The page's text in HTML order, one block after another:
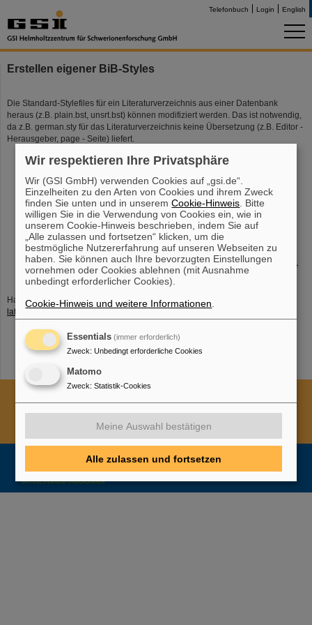
Telefonbuch Login English
Erstellen eigener BiB-Styles
Die Standard-Stylefiles für ein Literaturverzeichnis aus einer Datenbank
heraus (z.B. plain.bst, unsrt.bst) können modifiziert werden. Das ist notwendig,
da z.B. german.sty für das Literaturverzeichnis keine Übersetzung (z.B. Editor -
Herausgeber, page - Seite) liefert.
latex makebst
Master-Style angeben (meist merlin.bst)
Name des neu zu definierenden Styles angeben
Sprache definieren
ganz viele Dinge für das Layout des Verzeichnisses festlegen
Durch diese Prozedur wird ein Batchfile name .dbj erzeugt.
latex name.dbj erzeugt ein File:
.bst
Im Windows wird direkt die Dateiname
.bst erzeugt.
Benutzung des neuen BiB-Styles durch
\bibliographystyle{ }
Haben Sie noch weiterführende Fragen, so senden Sie bitte eine Email an
latex-service
Impressum
Datenschutz
Haftungsausschluss
Urheberrecht
Erklärung zur Barrierefreiheit
Wir respektieren Ihre Privatsphäre
Wir (GSI GmbH) verwenden Cookies auf „gsi.de“.
Einzelheiten zu den Arten von Cookies und ihrem Zweck
finden Sie unten und in unseremCookie-Hinweis . Bitte
willigen Sie in die Verwendung von Cookies ein, wie in
unserem Cookie-Hinweis beschrieben, indem Sie auf
„Alle zulassen und fortsetzen“ klicken, um die
bestmögliche Nutzererfahrung auf unseren Webseiten zu
haben. Sie können auch Ihre bevorzugten Einstellungen
vornehmen oder Cookies ablehnen (mit Ausnahme
unbedingt erforderlicher Cookies).
Cookie-Hinweis und weitere Informationen
Essentials (immer erforderlich)
Zweck: Unbedingt erforderliche Cookies
Matomo
Zweck: Statistik-Cookies
Meine Auswahl bestätigen
Alle zulassen und fortsetzen